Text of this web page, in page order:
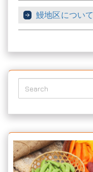
鰻地区について